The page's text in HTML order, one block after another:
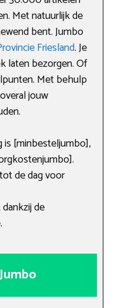
Met natuurlijk de
bent. Jumbo
Friesland. Je
laten bezorgen. Of
Met behulp
jouw
is [minbesteljumbo],
de dag voor
de